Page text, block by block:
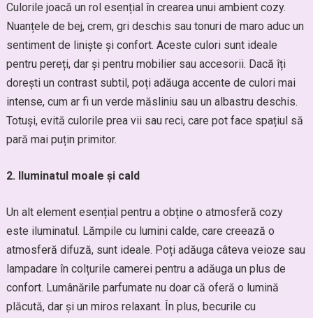
Culorile joacă un rol esențial în crearea unui ambient cozy.
Nuanțele de bej, crem, gri deschis sau tonuri de maro aduc un
sentiment de liniște și confort. Aceste culori sunt ideale
pentru pereți, dar și pentru mobilier sau accesorii. Dacă îți
dorești un contrast subtil, poți adăuga accente de culori mai
intense, cum ar fi un verde măsliniu sau un albastru deschis.
Totuși, evită culorile prea vii sau reci, care pot face spațiul să
pară mai puțin primitor.
2. Iluminatul moale și cald
Un alt element esențial pentru a obține o atmosferă cozy
este iluminatul. Lămpile cu lumini calde, care creează o
atmosferă difuză, sunt ideale. Poți adăuga câteva veioze sau
lampadare în colțurile camerei pentru a adăuga un plus de
confort. Lumânările parfumate nu doar că oferă o lumină
plăcută, dar și un miros relaxant. În plus, becurile cu